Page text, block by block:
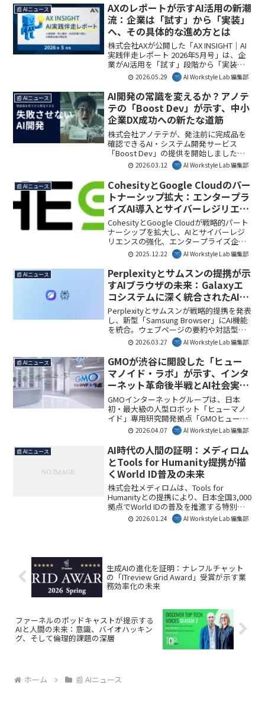
📰 AIニュース
AXのレポートが示すAI活用の新潮
流：企業は「試す」から「実装」
へ、その具体的な進め方とは
株式会社AXが公開した「AX INSIGHT｜AI
実践伴走レポート 2026年5月号」は、企
業がAI活用を「試す」段階から「実装」
段階へ移行している現状を明らかにして
います。人事総務・売上集計・社内定着
といった具体的な業務領域におけるAI実
装支援の事例を通じて、企業がAIを業務
に定着させるための具体的なアプローチ
と支援の現在地が示されています。
2026.05.29 AI Workstyle Lab 編集部
📰 AIニュース
AI開発の常識を変えるか？アノテ
テの「Boost Dev」が示す、中小
企業DX成功への新たな道筋
株式会社アノテテが、発注前に完成品を
確認できるAI・システム開発サービス
「Boost Dev」の提供を開始しました。
これにより、従来の不透明な開発プロセ
スによる失敗リスクを軽減し、特にIT担
当者が不在の中小企業のDX推進に大きな
意味を持つでしょう。AI Workstyle Lab編
集部としては、システム開発における新
たな選択肢として注目しています。
2026.03.12 AI Workstyle Lab 編集部
📰 AIニュース
CohesityとGoogle Cloudのパー
トナーシップ拡大：エンタープラ
イズAI導入とサイバーレジリエン
ス強化の全貌
CohesityとGoogle Cloudが戦略的パート
ナーシップを拡大し、AIとサイバーレジ
リエンスの強化、エンタープライズ企業
のAI導入促進を目指します。これにより、
企業はデータ主権を確保しつつ、データ
から新たな価値を迅速に引き出すことが
可能になります。AI Workstyle Lab編集部
としては、この連携が企業のデータ活用
とセキュリティ対策を次のレベルに引き
上げる画期的な一歩と見ています。
2025.12.22 AI Workstyle Lab 編集部
📰 AIニュース
Perplexityとサムスンの提携が示
すAIブラウザの未来：Galaxyエ
コシステムに深く統合されたAIの
可能性
Perplexityとサムスンが戦略的提携を発表
し、新型「Samsung Browser」にAI機能
を統合。ウェブページの要約や対話型タ
ブ管理など、高度なブラウジングアシス
トが利用可能になります。さらに、次世
代「Galaxy S26」にもPerplexityのAI技術
が深く組み込まれることで、モバイルと
PC間でのシームレスなAI体験が実現さ
れ、今後のAIエコシステムの進化に大き
な期待が寄せられています。
2026.03.27 AI Workstyle Lab 編集部
📰 AIニュース
GMOが渋谷に開設した「ヒュー
マノイド・ラボ」が示す、インタ
ーネット革命後半戦とAI社会実装
の行方
GMOインターネットグループは、日本
初・最大級の人型ロボット「ヒューマノ
イド」専用研究開発拠点「GMOヒューマ
ノイド・ラボ 渋谷ショールーム」を開設
しました。これはフィジカルAIの社会実
装を加速させ、新たな産業を創出する重
要な一歩です。AI Workstyle Lab編集部と
しては、この動きが日本のAI・ロボット
技術開発に与える影響に注目していま
す。
2026.04.07 AI Workstyle Lab 編集部
📰 AIニュース
AI時代の人間の証明：メディロム
とTools for Humanity提携が描
くWorld ID普及の未来
株式会社メディロムは、Tools for
Humanityとの提携により、日本全国3,000
拠点でWorld IDの普及を推進する特別部
門を設立しました。AI時代において信頼
できる個人認証の重要性が高まる中、こ
性があります。AI Workstyle Lab編集部で
は、本提携が持つ意義と将来性を深く掘
り下げて解説します。
2026.01.24 AI Workstyle Lab 編集部
生成AIの進化を証明：ナレフルチャット
の「ITreview Grid Award」受賞が示す業
務効率化の未来
ファーネルのポッドキャストが提示する
AIと人間の未来：意識、バイオハッキン
グ、そして倫理的課題の深層
ホーム 📰 AIニュース